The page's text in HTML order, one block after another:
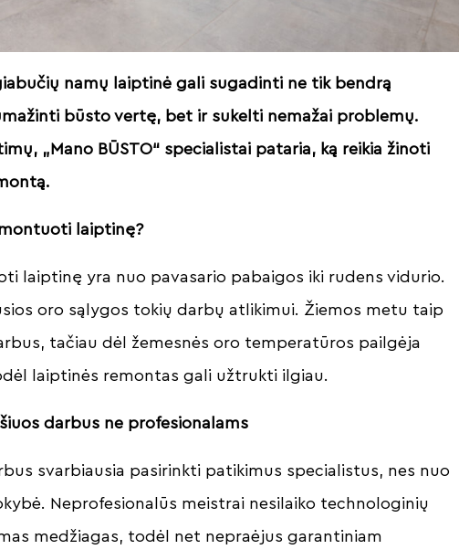
namų laiptinė gali sugadinti ne tik bendrą
būsto vertę, bet ir sukelti nemažai problemų.
„Mano BŪSTO“ specialistai pataria, ką reikia žinoti
laiptinę?
laiptinę yra nuo pavasario pabaigos iki rudens vidurio.
oro sąlygos tokių darbų atlikimui. Žiemos metu taip
tačiau dėl žemesnės oro temperatūros pailgėja
laiptinės remontas gali užtrukti ilgiau.
darbus ne profesionalams
svarbiausia pasirinkti patikimus specialistus, nes nuo
Neprofesionalūs meistrai nesilaiko technologinių
medžiagas, todėl net nepraėjus garantiniam